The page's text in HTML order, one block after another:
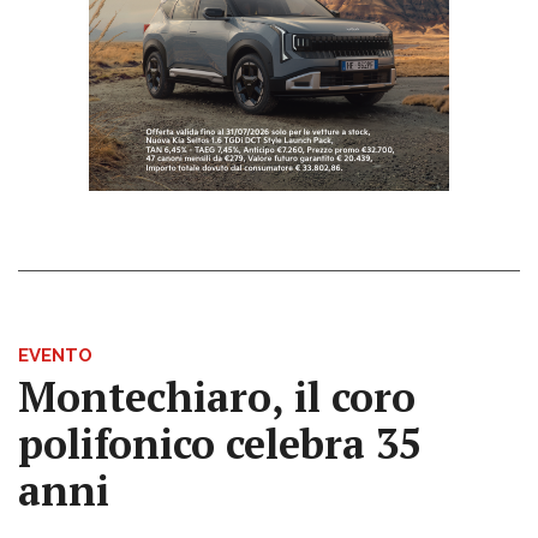
EVENTO
Montechiaro, il coro
polifonico celebra 35
anni